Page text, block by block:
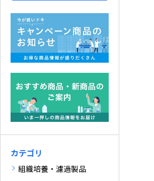
カテゴリ
組織培養・濾過製品